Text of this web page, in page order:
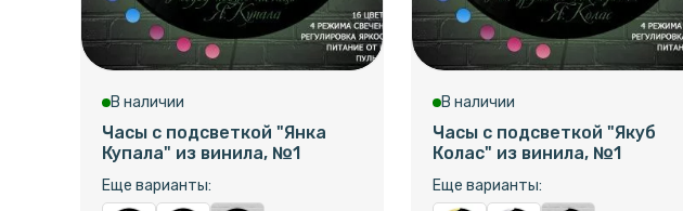
В наличии
Часы с подсветкой "Янка
Купала" из винила, №1
Еще варианты:
В наличии
Часы с подсветкой "Якуб
Колас" из винила, №1
Еще варианты: